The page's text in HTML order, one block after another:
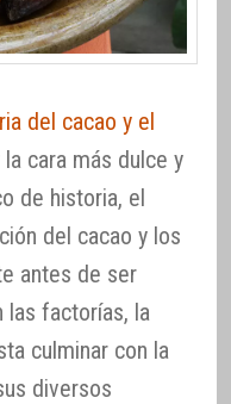
del cacao y el
cara más dulce y
de historia, el
del cacao y los
antes de ser
las factorías, la
culminar con la
diversos